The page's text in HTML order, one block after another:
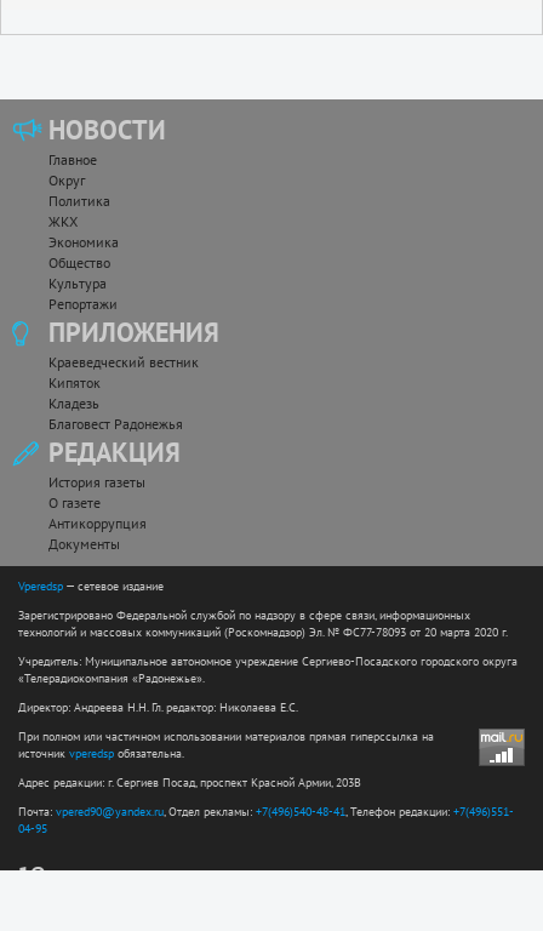
НОВОСТИ
Главное
Округ
Политика
ЖКХ
Экономика
Общество
Культура
Репортажи
ПРИЛОЖЕНИЯ
Краеведческий вестник
Кипяток
Кладезь
Благовест Радонежья
РЕДАКЦИЯ
История газеты
О газете
Антикоррупция
Документы
Vperedsp — сетевое издание
Зарегистрировано Федеральной службой по надзору в сфере связи, информационных
технологий и массовых коммуникаций (Роскомнадзор) Эл. № ФС77-78093 от 20 марта 2020 г.
Учредитель: Муниципальное автономное учреждение Сергиево-Посадского городского округа
«Телерадиокомпания «Радонежье».
Директор: Андреева Н.Н. Гл. редактор: Николаева Е.С.
При полном или частичном использовании материалов прямая гиперссылка на
источник vperedsp обязательна.
Адрес редакции: г. Сергиев Посад, проспект Красной Армии, 203В
Почта: vpered90@yandex.ru, Отдел рекламы: +7(496)540-48-41, Телефон редакции: +7(496)551-
04-95
12+